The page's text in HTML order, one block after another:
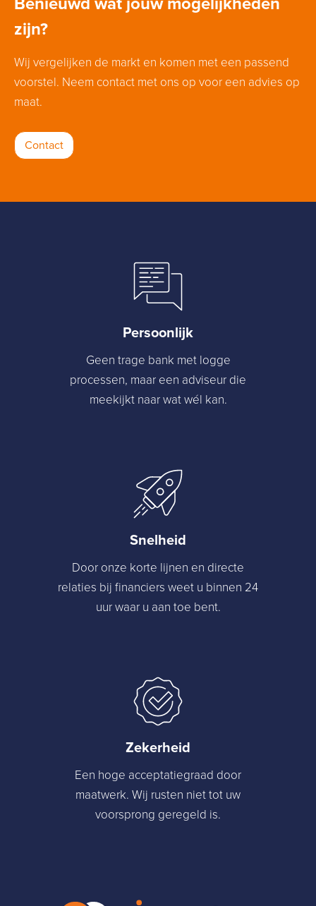
zijn?
Wij vergelijken de markt en komen met een passend
voorstel. Neem contact met ons op voor een advies op
maat.
Contact
Persoonlijk
Geen trage bank met logge
processen, maar een adviseur die
meekijkt naar wat wél kan.
Snelheid
Door onze korte lijnen en directe
relaties bij financiers weet u binnen 24
uur waar u aan toe bent.
Zekerheid
Een hoge acceptatiegraad door
maatwerk. Wij rusten niet tot uw
voorsprong geregeld is.